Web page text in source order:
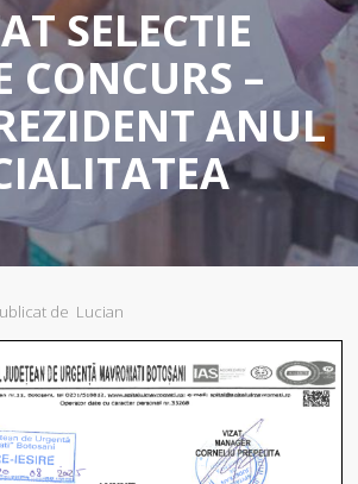
SELECTIE
CONCURS –
ANUL
de Lucian